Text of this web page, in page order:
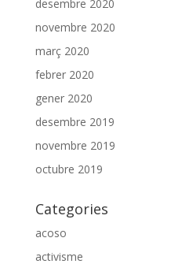
desembre 2020
novembre 2020
març 2020
febrer 2020
gener 2020
desembre 2019
novembre 2019
octubre 2019
Categories
acoso
activisme